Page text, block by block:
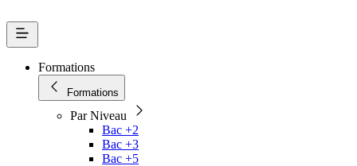
Formations
Formations
Par Niveau
Bac +2
Bac +3
Bac +5